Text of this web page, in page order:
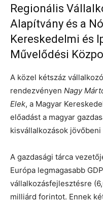
Regionális
Alapítvány és a
Kereskedelmi és
Művelődési
A közel kétszáz
rendezvényen Nagy
Elek, a Magyar
előadást a magyar
kisvállalkozások
A gazdasági tárca
Európa legmagasabb
vállalkozásfejlesztésre
milliárd forintot. Ennek